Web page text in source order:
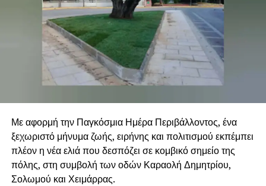
Με αφορμή την Παγκόσμια Ημέρα Περιβάλλοντος, ένα
ξεχωριστό μήνυμα ζωής, ειρήνης και πολιτισμού εκπέμπει
πλέον η νέα ελιά που δεσπόζει σε κομβικό σημείο της
πόλης, στη συμβολή των οδών Καραολή Δημητρίου,
Σολωμού και Χειμάρρας.